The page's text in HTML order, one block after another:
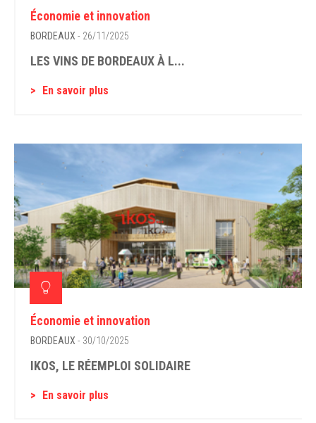
Économie et innovation
BORDEAUX - 26/11/2025
LES VINS DE BORDEAUX À L...
En savoir plus
Économie et innovation
BORDEAUX - 30/10/2025
IKOS, LE RÉEMPLOI SOLIDAIRE
En savoir plus